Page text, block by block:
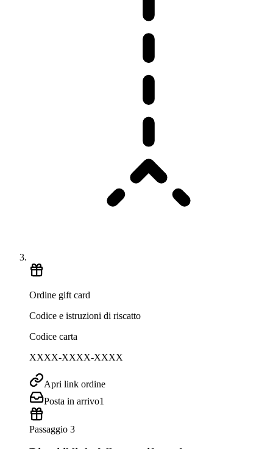
Ordine gift card
Codice e istruzioni di riscatto
Codice carta
XXXX-XXXX-XXXX
Apri link ordine
Posta in arrivo1
Passaggio 3